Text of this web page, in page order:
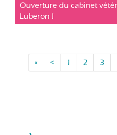
Ouverture du cabinet
Luberon !
« < 1 2 3